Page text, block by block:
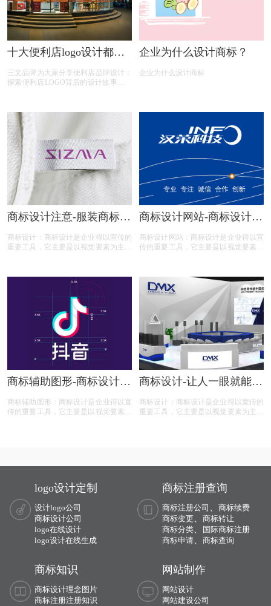
十大便利店logo设计都有
志怎么设计大揭秘
三文品牌为大家分享便利店品牌设计：
探索便利店LOGO背后的设计故事——
佳、全家、7-Eleven、喜士多、有家、
天福、OK、罗森、维客佳、百世邻里
等知名便利店如何通过LOGO传递品牌
理念，为您的便利店设计提供灵感。
企业为什么设计商标？
企业为什么设计商标
商标设计注意-服装商标设
商标设计：商标设计是企业得以宣传的
重要工具，它主要是以视觉要素为主要
的小文将画册设计的具体解析及内容的
商标设计网站-商标设计重
商标设计网站：商标设计是企业得以宣
传的重要工具，它主要是以视觉要素为
文将商标设计的具体解析及内容的资料
整理出来：
商标辅助图形-商标设计辅
商标辅助图形：商标设计是企业得以宣
传的重要工具，它主要是以视觉要素为
商标设计-让人一眼就能记
商标设计：商标设计是企业得以宣传的
重要工具，它主要是以视觉要素为主要
logo设计定制
设计logo公司
商标设计公司
logo在线设计
logo设计在线生成
商标注册查询
商标注册公司 、 商标续费
商标变更 、 商标转让
商标分类、
国际商标注册
商标申请、 商标查询
商标知识
商标设计理念图片
商标注册注册知识
网站制作
网站设计
网站建设公司